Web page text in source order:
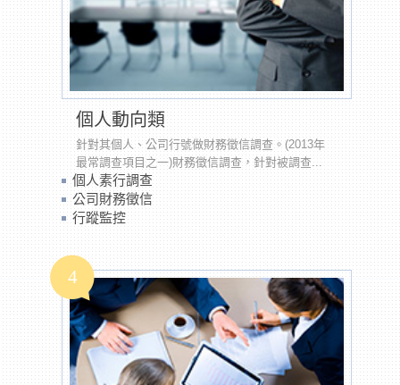
個人動向類
針對其個人、公司行號做財務徵信調查。(2013年
最常調查項目之一)財務徵信調查，針對被調查...
個人素行調查
公司財務徵信
行蹤監控
4